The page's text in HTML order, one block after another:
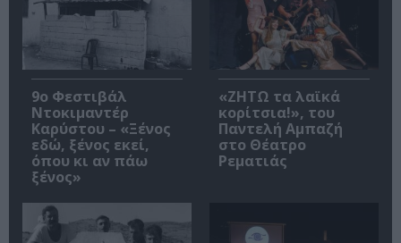
9ο Φεστιβάλ
Ντοκιμαντέρ
Καρύστου – «Ξένος
εδώ, ξένος εκεί,
όπου κι αν πάω
ξένος»
«ΖΗΤΩ τα λαϊκά
κορίτσια!», του
Παντελή Αμπαζή
στο Θέατρο
Ρεματιάς